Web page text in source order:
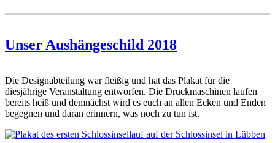
Unser Aushängeschild 2018
Die Designabteilung war fleißig und hat das Plakat für die
diesjährige Veranstaltung entworfen. Die Druckmaschinen laufen
bereits heiß und demnächst wird es euch an allen Ecken und Enden
begegnen und daran erinnern, was noch zu tun ist.